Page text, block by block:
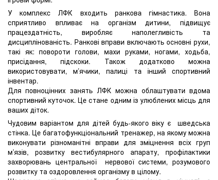
У комплекс ЛФК входить ранкова гімнастика. Вона
сприятливо впливає на організм дитини, підвищує
працездатність, виробляє наполегливість та
дисциплінованість. Ранкові вправи включають основні рухи,
такі як: повороти голови, махи руками, ногами, ходьба,
присідання, підскоки. Також додатково можна
використовувати, м’ячики, палиці та інший спортивний
інвентар.
Для повноцінних занять ЛФК можна облаштувати вдома
спортивний куточок. Це стане одним із улюблених місць для
ваших діток.
Чудовим варіантом для дітей будь-якого віку є шведська
стінка. Це багатофункціональний тренажер, на якому можна
виконувати різноманітні вправи для зміцнення всіх груп
м’язів, розвитку вестибулярного апарату, профілактики
захворювань центральної нервової системи, розумового
розвитку та оздоровлення організму в цілому.